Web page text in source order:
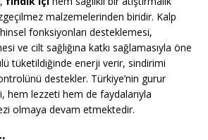
malzemelerinden biridir. Kalp
fonksiyonları desteklemesi,
ve cilt sağlığına katkı sağlamasıyla öne
tüketildiğinde enerji verir, sindirimi
destekler. Türkiye’nin gurur
hem lezzeti hem de faydalarıyla
olmaya devam etmektedir.